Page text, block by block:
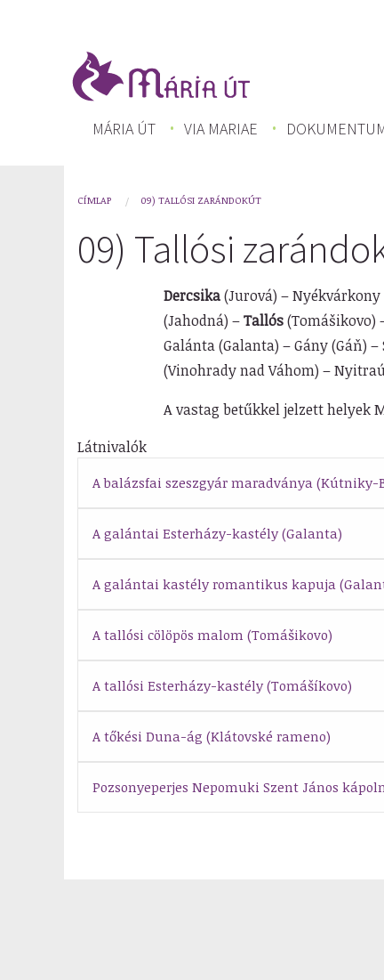
MÁRIA ÚT VIA MARIAE
You
are
CÍMLAP 09) TALLÓSI ZARÁNDOKÚT
09) Tallósi
Dercsika(Jurová) – Nyékvárkony
(Jahodná) –Tallós(Tomášikovo)
Galánta (Galanta) – Gány (Gáň) –
(Vinohrady nad Váhom) –
A vastag betűkkel jelzett helyek
Látnivalók
A balázsfai szeszgyár maradványa (Kútniky-
A galántai Esterházy-kastély (Galanta)
A galántai kastély romantikus kapuja
A tallósi cölöpös malom (Tomášikovo)
A tallósi Esterházy-kastély (Tomášíkovo)
A tőkési Duna-ág (Klátovské rameno)
Pozsonyeperjes Nepomuki Szent János